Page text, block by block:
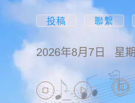
投稿 聯繫
2026年8月7日 星